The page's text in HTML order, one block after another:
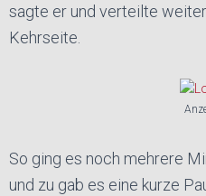
sagte er und verteilte
Kehrseite.
So ging es noch mehrere
und zu gab es eine kurze